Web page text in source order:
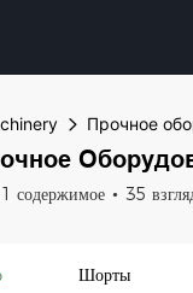
Прочное
1 содержимое 35
Шорты